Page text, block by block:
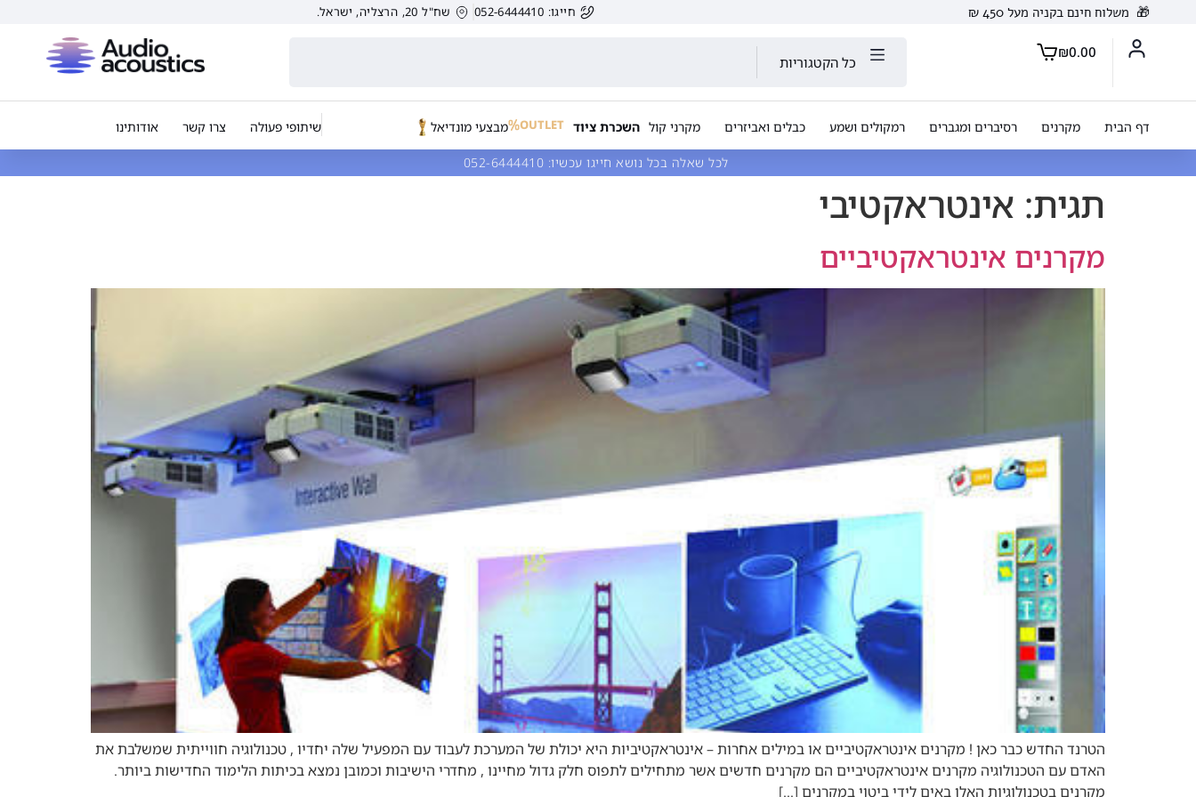
🎁 משלוח חינם בקניה מעל 450 ₪ חייגו: 052-6444410 שח"ל 20, הרצליה, ישראל.
₪0.00
כל הקטגוריות
דף הבית מקרנים רסיברים ומגברים רמקולים ושמע כבלים ואביזרים מקרני קול השכרת ציוד OUTLET מבצעי מונדיאל שיתופי פעולה צרו קשר אודותינו
לכל שאלה בכל נושא חייגו עכשיו:
תגית: אינטראקטיבי
מקרנים אינטראקטיביים
הטרנד החדש כבר כאן ! מקרנים אינטראקטיביים או במילים אחרות – אינטראקטיביות היא יכולת של המערכת לעבוד עם המפעיל שלה יחדיו , טכנולוגיה חווייתית שמשלבת את
האדם עם הטכנולוגיה מקרנים אינטראקטיביים הם מקרנים חדשים אשר מתחילים לתפוס חלק גדול מחיינו , מחדרי הישיבות וכמובן נמצא בכיתות הלימוד החדישות ביותר.
מקרנים בטכנולוגיות האלו באים לידי ביטוי במקרנים […]